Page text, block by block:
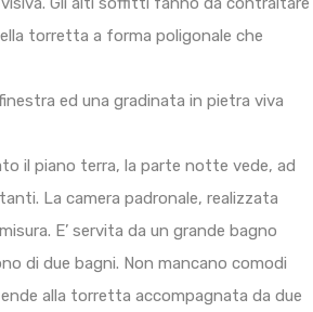
torretta a forma poligonale che
ed una gradinata in pietra viva
il piano terra, la parte notte vede, ad
La camera padronale, realizzata
E’ servita da un grande bagno
di due bagni. Non mancano comodi
alla torretta accompagnata da due